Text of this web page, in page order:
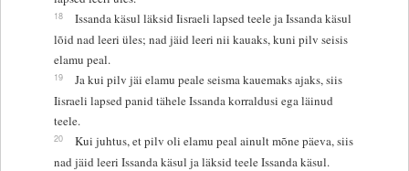
18
Issanda käsul läksid Iisraeli lapsed teele ja Issanda käsul
lõid nad leeri üles; nad jäid leeri nii kauaks, kuni pilv seisis
elamu peal.
19
Ja kui pilv jäi elamu peale seisma kauemaks ajaks, siis
Iisraeli lapsed panid tähele Issanda korraldusi ega läinud
teele.
20
Kui juhtus, et pilv oli elamu peal ainult mõne päeva, siis
nad jäid leeri Issanda käsul ja läksid teele Issanda käsul.